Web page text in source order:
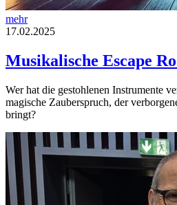
mehr
17.02.2025
Musikalische Escape
Wer hat die gestohlenen Instrumente
magische Zauberspruch, der
bringt?